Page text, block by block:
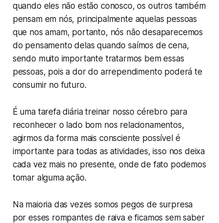
quando eles não estão conosco, os outros também
pensam em nós, principalmente aquelas pessoas
que nos amam, portanto, nós não desaparecemos
do pensamento delas quando saímos de cena,
sendo muito importante tratarmos bem essas
pessoas, pois a dor do arrependimento poderá te
consumir no futuro.
É uma tarefa diária treinar nosso cérebro para
reconhecer o lado bom nos relacionamentos,
agirmos da forma mais consciente possível é
importante para todas as atividades, isso nos deixa
cada vez mais no presente, onde de fato podemos
tomar alguma ação.
Na maioria das vezes somos pegos de surpresa
por esses rompantes de raiva e ficamos sem saber